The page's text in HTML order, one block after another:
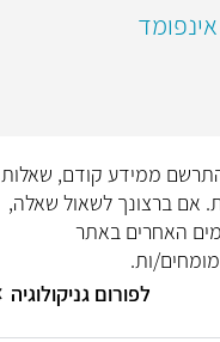
להתרשם ממידע קודם, שאלות
אם ברצונך לשאול שאלה,
האחרים באתר
ות.
לפורום גניקולוגיה